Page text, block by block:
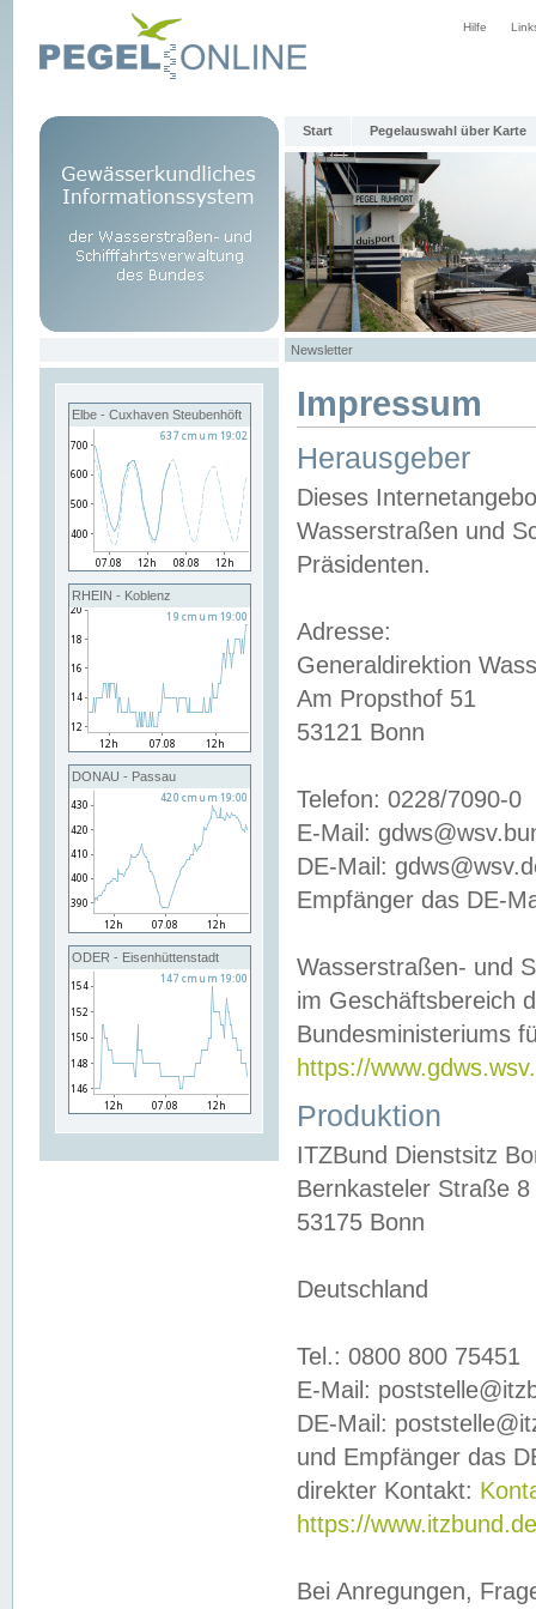
Hilfe
Start Pegelauswahl über Karte
Newsletter
Elbe - Cuxhaven Steubenhöft
RHEIN - Koblenz
DONAU - Passau
ODER - Eisenhüttenstadt
Impressum
Herausgeber
Dieses
Wasserstraßen und
Präsidenten.
Adresse:
Generaldirektion
Am Propsthof 51
53121 Bonn
Telefon: 0228/7090-0
E-Mail:
DE-Mail:
Empfänger das DE-
Wasserstraßen- und
im Geschäftsbereich
Bundesministeriums
https://
Produktion
ITZBund Dienstsitz
Bernkasteler Straße 8
53175 Bonn
Deutschland
Tel.: 0800 800 75451
E-Mail:
DE-Mail:
und Empfänger das
direkter Kontakt:
https://
Bei Anregungen,